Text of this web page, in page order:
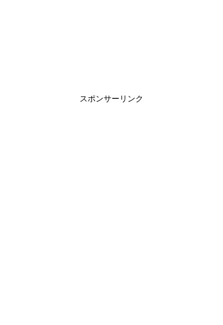
スポンサーリンク